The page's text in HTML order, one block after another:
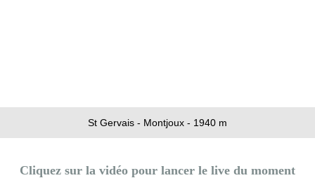
St Gervais - Montjoux - 1940 m
Cliquez sur la vidéo pour lancer le live du moment